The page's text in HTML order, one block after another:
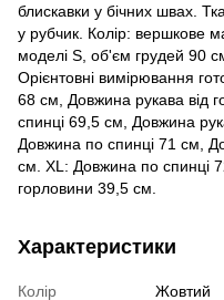
блискавки у бічних швах.
у рубчик. Колір: вершкове
моделі S, об'єм грудей 90
Орієнтовні вимірювання
68 см, Довжина рукава від
спинці 69,5 см, Довжина
Довжина по спинці 71 см,
см. ХL: Довжина по спинці
горловини 39,5 см.
Характеристики
Колір
Жовтий